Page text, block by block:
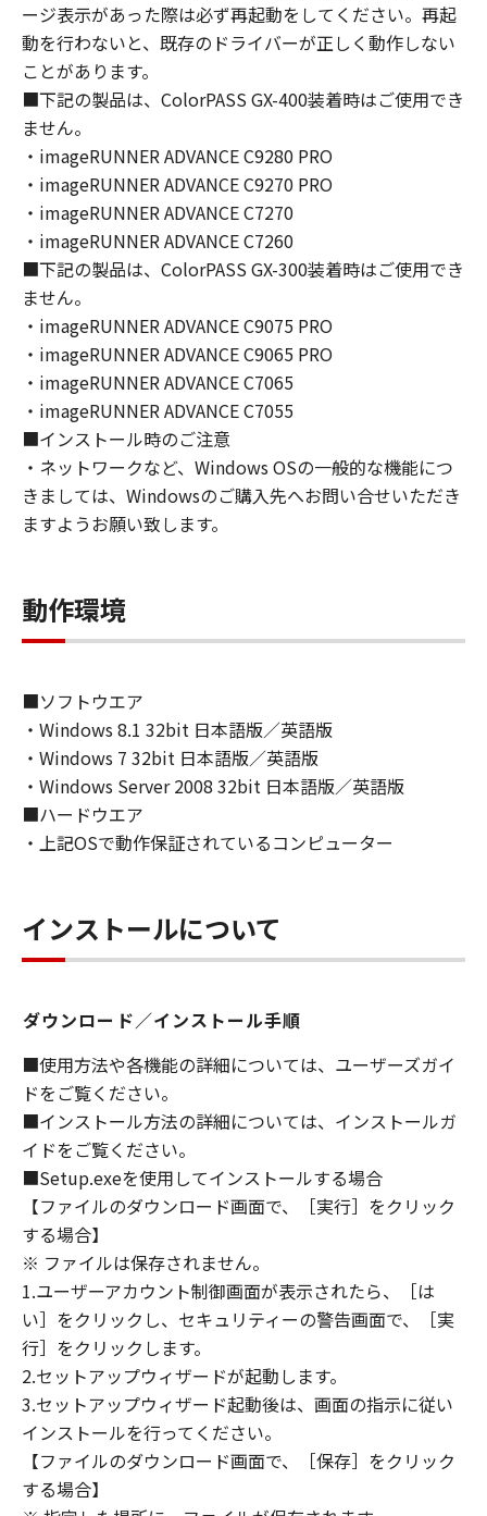
２．制限
(1) お客様は、再使用許諾、譲渡、販売、頒
布、リースもしくは貸与その他の方法により、
第三者に「本ソフトウェア」を使用させること
はできません。
(2) お客様は、「本ソフトウェア」の全部また
は一部を修正、改変、逆コンパイル、逆アセン
ブル、その他リバースエンジニアリング等する
ことはできません。また第三者にこのような行
為をさせてはなりません。
３．著作権表示
お客様は、「本ソフトウェア」に含まれるキヤ
ノンまたはキヤノンのライセンサーの著作権表
示を変更し、除去しもしくは削除してはなりま
せん。
４．所有権
「本ソフトウェア」に係る権原および所有権
は、その内容によりキヤノンまたはキヤノンの
５．輸出
お客様は、日本国政府または関連する外国政府
トウェア」の全部または一部を、直接または間
接に輸出してはなりません。
６．サポートおよびアップデート
キヤノン、キヤノンの子会社、関係会社、それ
らの販売代理店および販売店、並びにキヤノン
のライセンサーは、お客様による「本ソフトウ
あるいはサポートを行うことについて、いかな
る責任も負うものではありません。
(1) 「本ソフトウェア」は、『現状のまま』の
状態で使用許諾されます。キヤノン、キヤノン
のライセンサー、キヤノンの子会社、キヤノン
の関連会社、それらの販売代理店または販売店
のいずれも、「本ソフトウェア」に関して、商
品性および特定の目的への適合性の保証を含
め、いかなる保証も、明示たると黙示たるとを
問わず一切しないものとします。
(2) キヤノン、キヤノンのライセンサー、キヤノ
ンの子会社、キヤノンの関連会社、それらの販
売代理店または販売店のいずれも、「本ソフト
ウェア」の使用または使用不能から生ずるいか
なる損害（逸失利益およびその他の派生的また
は付随的な損害を含むがこれらに限定されない
全ての損害を言います。）について、適用法で
認められる限り、一切の責任を負わないものと
します。たとえ、キヤノン、キヤノンのライセ
ンサー、キヤノンの子会社、キヤノンの関連会
社、それらの販売代理店または販売店がかかる
ージ表示があった際は必ず再起動をしてください。再起
動を行わないと、既存のドライバーが正しく動作しない
ことがあります。
■下記の製品は、ColorPASS GX-400装着時はご使用でき
ません。
・imageRUNNER ADVANCE C9280 PRO
・imageRUNNER ADVANCE C9270 PRO
・imageRUNNER ADVANCE C7270
・imageRUNNER ADVANCE C7260
■下記の製品は、ColorPASS GX-300装着時はご使用でき
ません。
・imageRUNNER ADVANCE C9075 PRO
・imageRUNNER ADVANCE C9065 PRO
・imageRUNNER ADVANCE C7065
・imageRUNNER ADVANCE C7055
■インストール時のご注意
・ネットワークなど、Windows OSの一般的な機能につ
きましては、Windowsのご購入先へお問い合せいただき
ますようお願い致します。
動作環境
■ソフトウエア
・Windows 8.1 32bit 日本語版／英語版
・Windows 7 32bit 日本語版／英語版
・Windows Server 2008 32bit 日本語版／英語版
■ハードウエア
・上記OSで動作保証されているコンピューター
インストールについて
ダウンロード／インストール手順
■使用方法や各機能の詳細については、ユーザーズガイ
ドをご覧ください。
■インストール方法の詳細については、インストールガ
イドをご覧ください。
■Setup.exeを使用してインストールする場合
【ファイルのダウンロード画面で、［実行］をクリック
する場合】
※ ファイルは保存されません。
1.ユーザーアカウント制御画面が表示されたら、［は
い］をクリックし、セキュリティーの警告画面で、［実
行］をクリックします。
2.セットアップウィザードが起動します。
3.セットアップウィザード起動後は、画面の指示に従い
インストールを行ってください。
【ファイルのダウンロード画面で、［保存］をクリック
する場合】